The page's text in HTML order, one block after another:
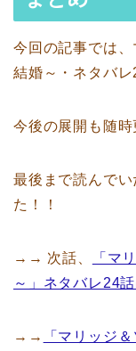
今回の記事では
結婚～・ネタバレ
今後の展開も随時
最後まで読んで
た！！
→→ 次話、
「マ
～」ネタバレ24
→→
「マリッジ